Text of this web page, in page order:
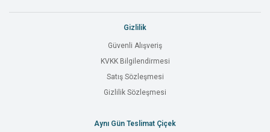
Gizlilik
Güvenli Alışveriş
KVKK Bilgilendirmesi
Satış Sözleşmesi
Gizlilik Sözleşmesi
Aynı Gün Teslimat Çiçek